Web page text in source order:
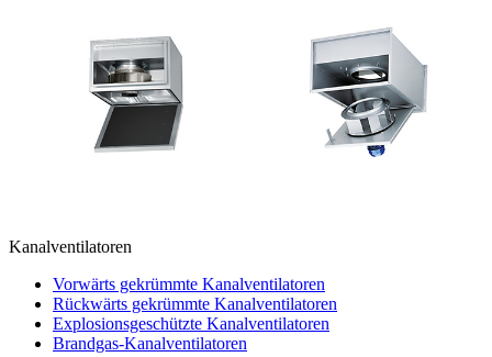
Kanalventilatoren
Vorwärts gekrümmte Kanalventilatoren
Rückwärts gekrümmte Kanalventilatoren
Explosionsgeschützte Kanalventilatoren
Brandgas-Kanalventilatoren